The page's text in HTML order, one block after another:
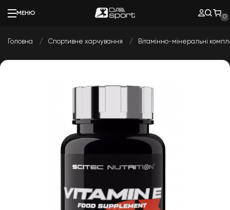
МЕНЮ
0
Головна Спортивне харчування Вітамінно-мінеральні